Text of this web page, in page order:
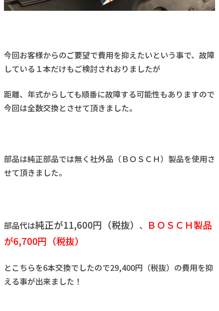
今回お客様からのご要望で費用を抑えたいという事で、故障
している１本だけもご検討されおりましたが
距離、年式からしても順番に故障する可能性もありますので
今回は全数交換とさせて頂きました。
部品は純正部品では無く社外品（ＢＯＳＣＨ）製品を使用さ
せて頂きました。
部品代は純正が11,600円（税抜） 、 ＢＯＳＣＨ製品
が6,700円（税抜）
とこちらを6本交換でしたので29,400円（税抜）の費用を抑
える事が出来ました！